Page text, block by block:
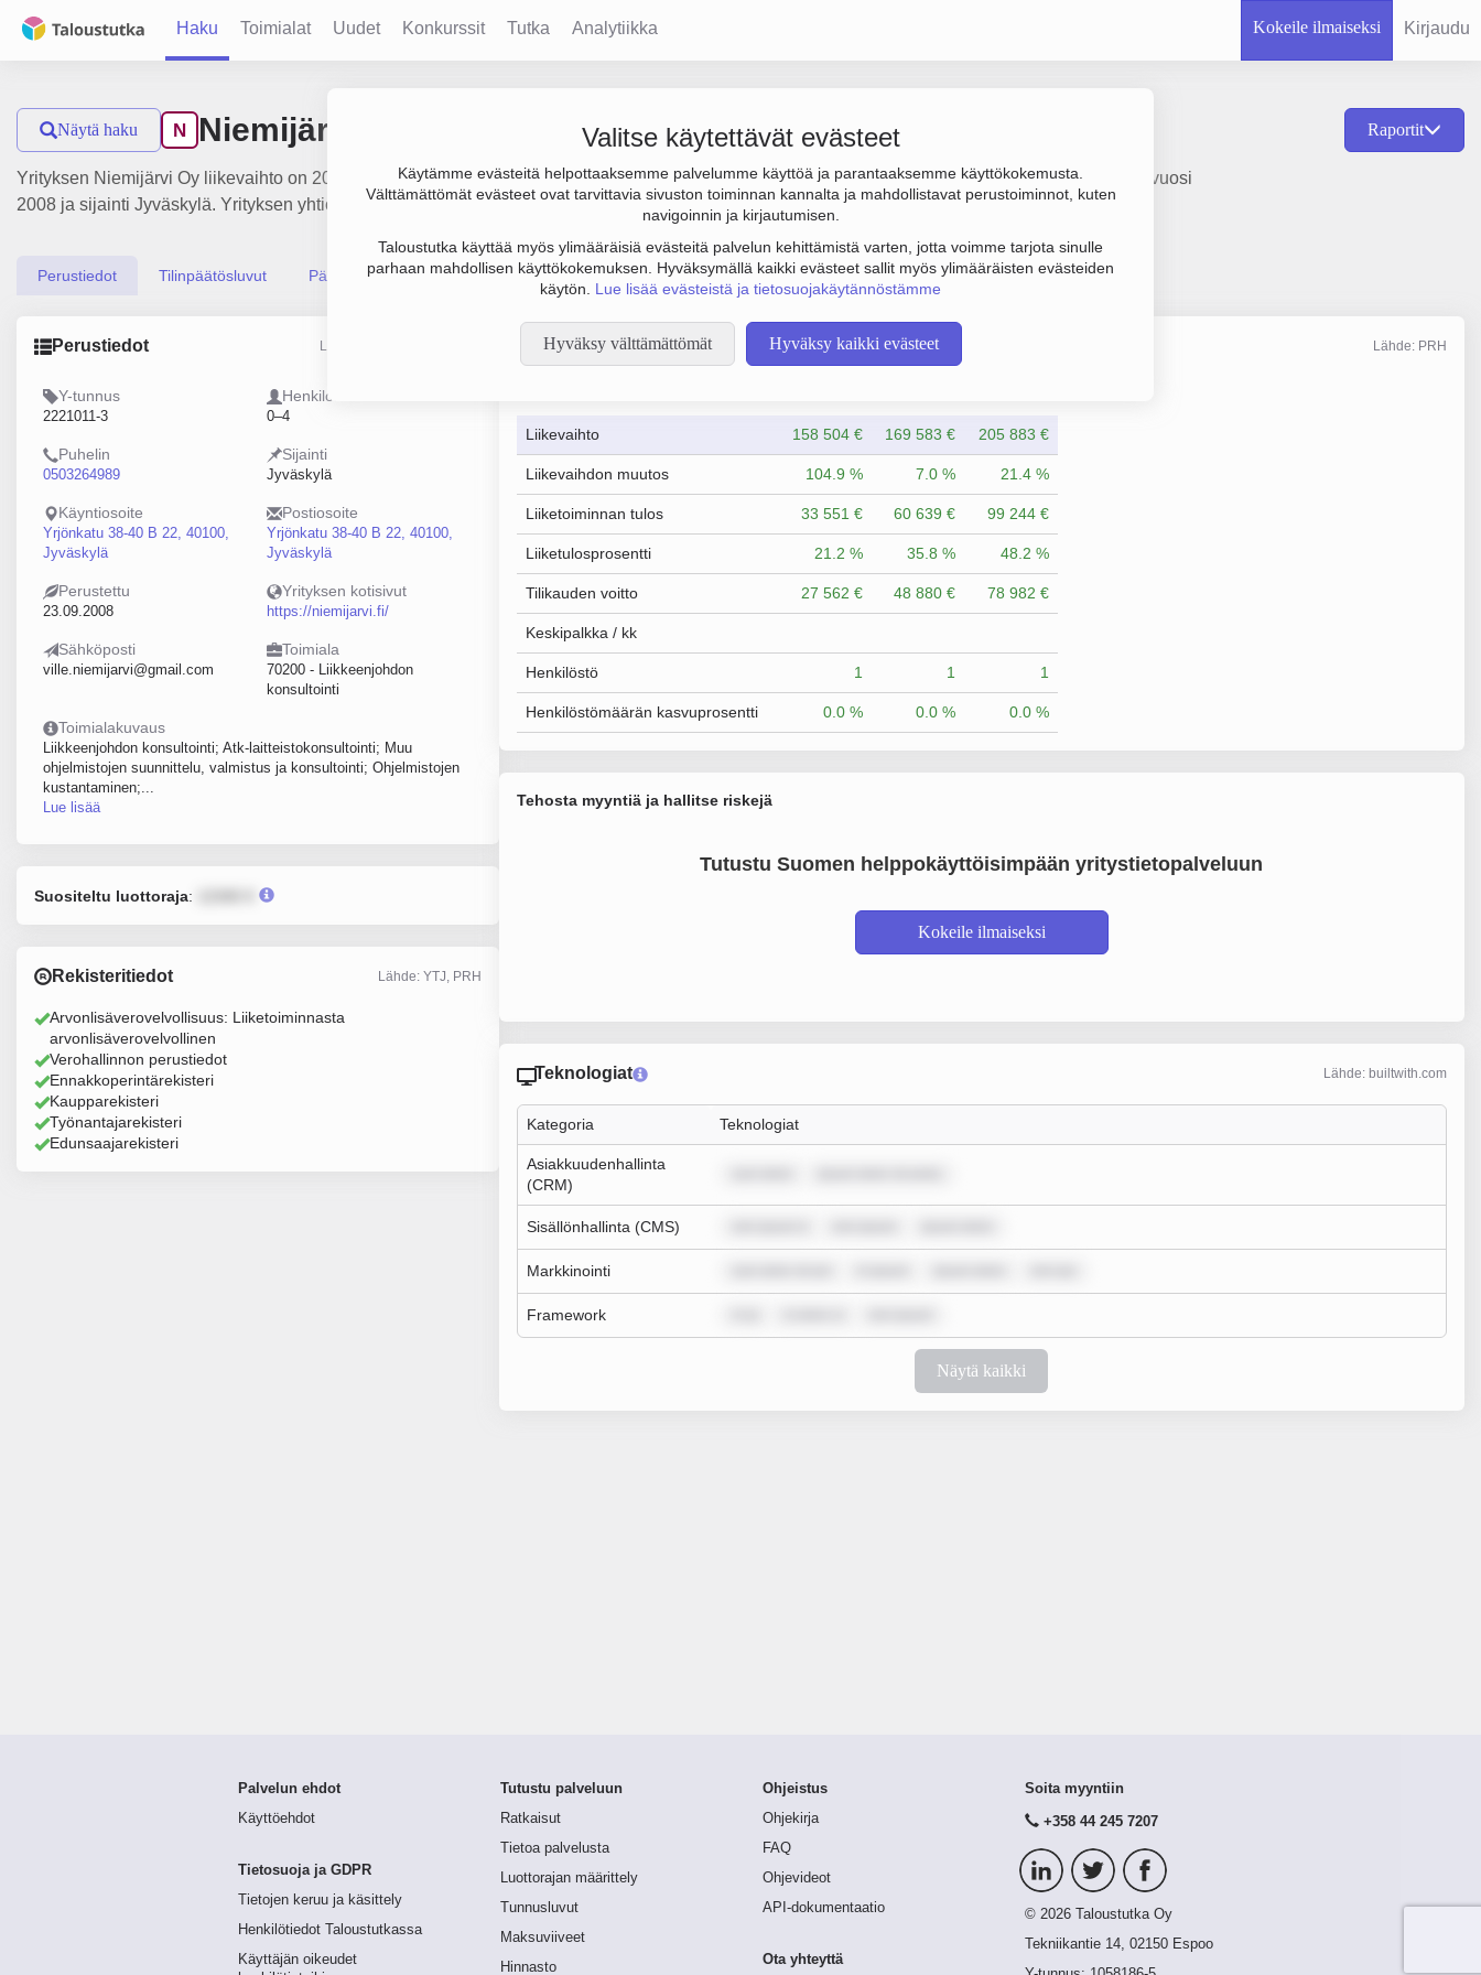
Haku Toimialat Uudet Konkurssit Tutka Analytiikka Kokeile ilmaiseksi Kirjaudu
Valitse käytettävät evästeet
Käytämme evästeitä helpottaaksemme palvelumme käyttöä ja parantaaksemme käyttökokemusta.
Välttämättömät evästeet ovat tarvittavia sivuston toiminnan kannalta ja mahdollistavat perustoiminnot, kuten
navigoinnin ja kirjautumisen.
Taloustutka käyttää myös ylimääräisiä evästeitä palvelun kehittämistä varten, jotta voimme tarjota sinulle
parhaan mahdollisen käyttökokemuksen. Hyväksymällä kaikki evästeet sallit myös ylimääräisten evästeiden
käytön. Lue lisää evästeistä ja tietosuojakäytännöstämme
Hyväksy välttämättömät Hyväksy kaikki evästeet
Näytä haku N Niemijärvi Oy Raportit
Yrityksen Niemijärvi Oy liikevaihto on 206 000 €, tulos 99 000 € ja henkilöstömäärä 1. Sen päätoimiala on Liikkeenjohdon konsultointi, perustamisvuosi
2008 ja sijainti Jyväskylä. Yrityksen yhtiömuoto Osakeyhtiö (OY).
Perustiedot Tilinpäätösluvut Päättäjätiedot
Perustiedot Lähde: YTJ, PRH, Traficom
Y-tunnus
2221011-3
Henkilöstömäärä
0–4
Puhelin
0503264989
Sijainti
Jyväskylä
Käyntiosoite
Yrjönkatu 38-40 B 22, 40100,
Jyväskylä
Postiosoite
Yrjönkatu 38-40 B 22, 40100,
Jyväskylä
Perustettu
23.09.2008
Yrityksen kotisivut
https://niemijarvi.fi/
Sähköposti
ville.niemijarvi@gmail.com
Toimiala
70200 - Liikkeenjohdon
konsultointi
Toimialakuvaus
Liikkeenjohdon konsultointi; Atk-laitteistokonsultointi; Muu
ohjelmistojen suunnittelu, valmistus ja konsultointi; Ohjelmistojen
kustantaminen;...
Lue lisää
Suositeltu luottoraja:
Rekisteritiedot Lähde: YTJ, PRH
Arvonlisäverovelvollisuus: Liiketoiminnasta
arvonlisäverovelvollinen
Verohallinnon perustiedot
Ennakkoperintärekisteri
Kaupparekisteri
Työnantajarekisteri
Edunsaajarekisteri
Taloustiedot Lähde: PRH
Liikevaihto 158 504 € 169 583 € 205 883 €
Liikevaihdon muutos 104.9 % 7.0 % 21.4 %
Liiketoiminnan tulos 33 551 € 60 639 € 99 244 €
Liiketulosprosentti 21.2 % 35.8 % 48.2 %
Tilikauden voitto 27 562 € 48 880 € 78 982 €
Keskipalkka / kk
Henkilöstö 1 1 1
Henkilöstömäärän kasvuprosentti 0.0 % 0.0 % 0.0 %
Tehosta myyntiä ja hallitse riskejä
Tutustu Suomen helppokäyttöisimpään yritystietopalveluun
Kokeile ilmaiseksi
Teknologiat Lähde: builtwith.com
Kategoria Teknologiat
Asiakkuudenhallinta
(CRM)
Sisällönhallinta (CMS)
Markkinointi
Framework
Näytä kaikki
Palvelun ehdot
Käyttöehdot
Tietosuoja ja GDPR
Tietojen keruu ja käsittely
Henkilötiedot Taloustutkassa
Käyttäjän oikeudet
Tutustu palveluun
Ratkaisut
Tietoa palvelusta
Luottorajan määrittely
Tunnusluvut
Maksuviiveet
Hinnasto
Ohjeistus
Ohjekirja
FAQ
Ohjevideot
API-dokumentaatio
Ota yhteyttä
Soita myyntiin
+358 44 245 7207
© 2026 Taloustutka Oy
Tekniikantie 14, 02150 Espoo